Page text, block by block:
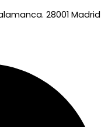
28001 Madrid